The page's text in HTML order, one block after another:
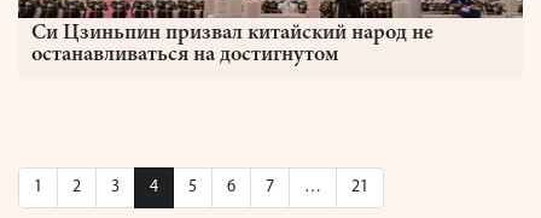
Си Цзиньпин призвал китайский народ не
останавливаться на достигнутом
1 2 3 4 5 6 7 … 21